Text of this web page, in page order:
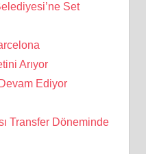
Set
Arıyor
Ediyor
Transfer Döneminde